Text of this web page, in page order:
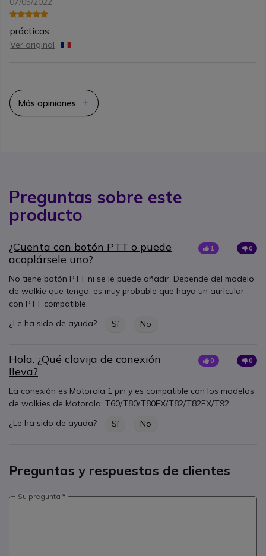
prácticas
Ver original
Más opiniones
Preguntas sobre este
producto
¿Cuenta con botón PTT o puede
acoplársele uno?
1 0
No tiene botón PTT ni se le puede añadir. Depende del modelo
de walkie que tenga, es muy probable que haya un auricular
con PTT compatible.
¿Le ha sido de ayuda?
Sí No
Hola. ¿Qué clavija de conexión
lleva?
0 0
La conexión es Motorola 1 pin y es compatible con los modelos
de walkies de Motorola: T60/T80/T80EX/T82/T82EX/T92
¿Le ha sido de ayuda?
Sí No
Preguntas y respuestas de clientes
Su pregunta